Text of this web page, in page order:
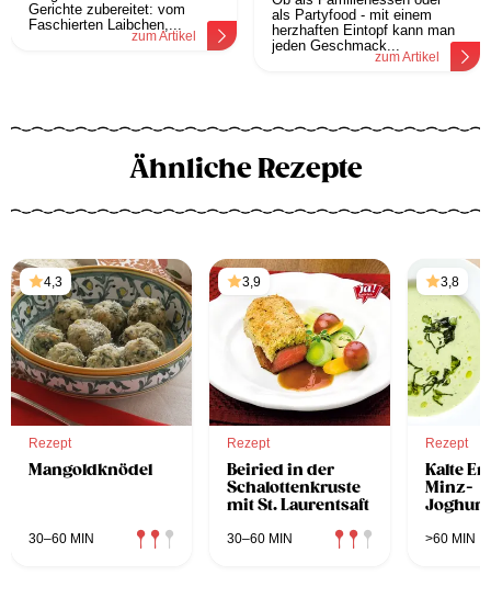
Gerichte zubereitet: vom
Faschierten Laibchen,...
zum Artikel
als Partyfood - mit einem
herzhaften Eintopf kann man
jeden Geschmack...
zum Artikel
Ähnliche Rezepte
4,3
Rezept
Mangoldknödel
30–60 MIN
3,9
Rezept
Beiried in der
Schalottenkruste
mit St. Laurentsaft
30–60 MIN
3,8
Rezept
Kalte
Minz-
>60 MIN